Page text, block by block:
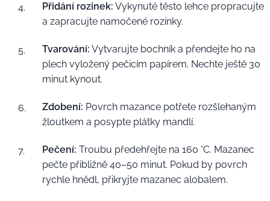
Přidání rozinek: Vykynuté těsto lehce propracujte
a zapracujte namočené rozinky.
Tvarování: Vytvarujte bochník a přendejte ho na
plech vyložený pečicím papírem. Nechte ještě 30
minut kynout.
Zdobení: Povrch mazance potřete rozšlehaným
žloutkem a posypte plátky mandlí.
Pečení: Troubu předehřejte na 160 °C. Mazanec
pečte přibližně 40–50 minut. Pokud by povrch
rychle hnědl, přikryjte mazanec alobalem.